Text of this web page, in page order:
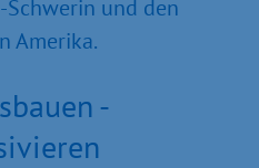
und den
Amerika.
-